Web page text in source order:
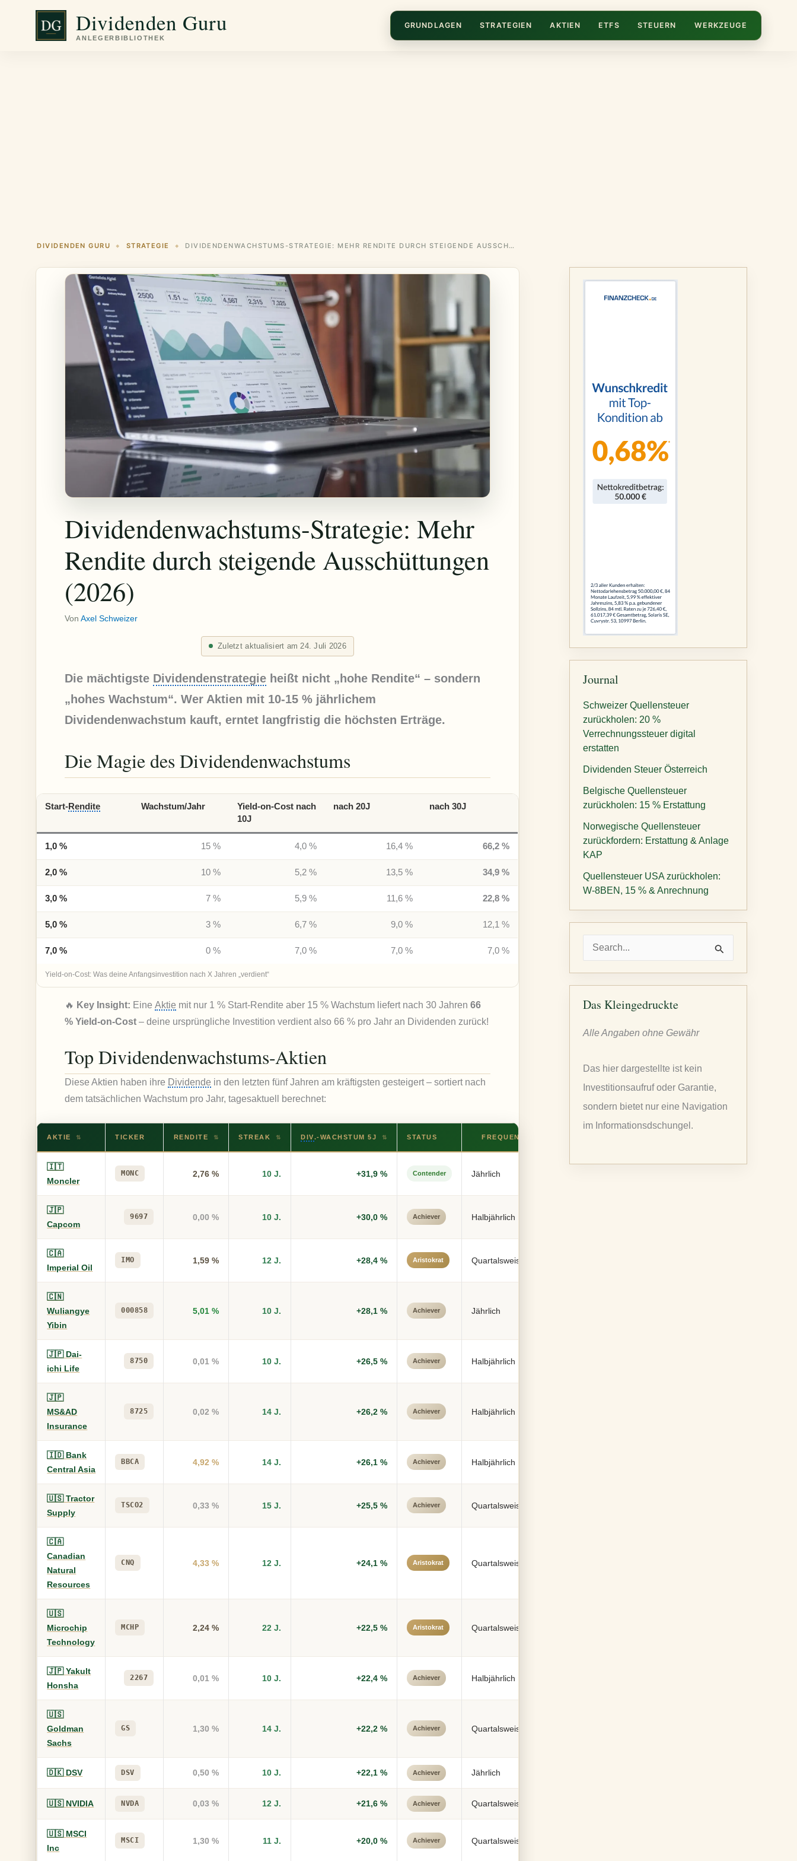
springen
Dividenden Guru GRUNDLAGEN STRATEGIEN AKTIEN ETFS STEUERN WERKZEUGE
DIVIDENDEN GURU ◆ STRATEGIE ◆ DIVIDENDENWACHSTUMS-STRATEGIE: MEHR RENDITE DURCH STEIGENDE AUSSCHÜTTUNGEN (2026)
Dividendenwachstums-Strategie: Mehr
Rendite durch steigende Ausschüttungen
(2026)
VonAxel Schweizer
Zuletzt aktualisiert am 24. Juli 2026
Die mächtigste Dividendenstrategie heißt nicht „hohe Rendite“ – sondern
„hohes Wachstum“. Wer Aktien mit 10-15 % jährlichem
Dividendenwachstum kauft, erntet langfristig die höchsten Erträge.
Die Magie des Dividendenwachstums
Start-Rendite Wachstum/Jahr
Yield-on-Cost nach
10J
nach 20J nach 30J
1,0 % 15 % 4,0 % 16,4 % 66,2 %
2,0 % 10 % 5,2 % 13,5 % 34,9 %
3,0 % 7 % 5,9 % 11,6 % 22,8 %
5,0 % 3 % 6,7 % 9,0 % 12,1 %
7,0 % 0 % 7,0 % 7,0 % 7,0 %
Yield-on-Cost: Was deine Anfangsinvestition nach X Jahren „verdient“
🔥 Key Insight: EineAktie mit nur 1 % Start-Rendite aber 15 % Wachstum liefert nach 30 Jahren66
% Yield-on-Cost – deine ursprüngliche Investition verdient also 66 % pro Jahr an Dividenden zurück!
Top Dividendenwachstums-Aktien
Diese Aktien haben ihre Dividende in den letzten fünf Jahren am kräftigsten gesteigert – sortiert nach
dem tatsächlichen Wachstum pro Jahr, tagesaktuell berechnet:
AKTIE ⇅ TICKER RENDITE ⇅ STREAK ⇅ DIV.-WACHSTUM 5J ⇅ STATUS FREQUENZ
🇮🇹
Moncler
MONC 2,76 % 10 J. +31,9 % Contender Jährlich
🇯🇵
Capcom
9697 0,00 % 10 J. +30,0 % Achiever Halbjährlich
🇨🇦
Imperial Oil
IMO 1,59 % 12 J. +28,4 % Aristokrat Quartalsweise
🇨🇳
Wuliangye
Yibin
000858 5,01 % 10 J. +28,1 % Achiever Jährlich
🇯🇵 Dai-
ichi Life
8750 0,01 % 10 J. +26,5 % Achiever Halbjährlich
🇯🇵
MS&AD
Insurance
8725 0,02 % 14 J. +26,2 % Achiever Halbjährlich
🇮🇩 Bank
Central Asia
BBCA 4,92 % 14 J. +26,1 % Achiever Halbjährlich
🇺🇸 Tractor
Supply
TSCO2 0,33 % 15 J. +25,5 % Achiever Quartalsweise
🇨🇦
Canadian
Natural
Resources
CNQ 4,33 % 12 J. +24,1 % Aristokrat Quartalsweise
🇺🇸
Microchip
Technology
MCHP 2,24 % 22 J. +22,5 % Aristokrat Quartalsweise
🇯🇵 Yakult
Honsha
2267 0,01 % 10 J. +22,4 % Achiever Halbjährlich
🇺🇸
Goldman
Sachs
GS 1,30 % 14 J. +22,2 % Achiever Quartalsweise
🇩🇰 DSV DSV 0,50 % 10 J. +22,1 % Achiever Jährlich
🇺🇸 NVIDIA NVDA 0,03 % 12 J. +21,6 % Achiever Quartalsweise
🇺🇸 MSCI
Inc
MSCI 1,30 % 11 J. +20,0 % Achiever Quartalsweise
Journal
Schweizer Quellensteuer
zurückholen: 20 %
Verrechnungssteuer digital
erstatten
Dividenden Steuer Österreich
Belgische Quellensteuer
zurückholen: 15 % Erstattung
Norwegische Quellensteuer
zurückfordern: Erstattung & Anlage
KAP
Quellensteuer USA zurückholen:
W-8BEN, 15 % & Anrechnung
h
n
Das Kleingedruckte
Alle Angaben ohne Gewähr
Das hier dargestellte ist kein
Investitionsaufruf oder Garantie,
sondern bietet nur eine Navigation
im Informationsdschungel.